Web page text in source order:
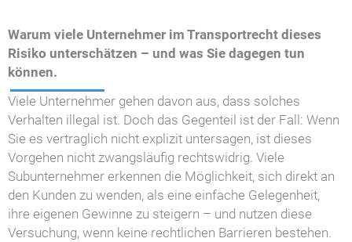
Warum viele Unternehmer im Transportrecht dieses
Risiko unterschätzen – und was Sie dagegen tun
können.
Viele Unternehmer gehen davon aus, dass solches
Verhalten illegal ist. Doch das Gegenteil ist der Fall: Wenn
Sie es vertraglich nicht explizit untersagen, ist dieses
Vorgehen nicht zwangsläufig rechtswidrig. Viele
Subunternehmer erkennen die Möglichkeit, sich direkt an
den Kunden zu wenden, als eine einfache Gelegenheit,
ihre eigenen Gewinne zu steigern – und nutzen diese
Versuchung, wenn keine rechtlichen Barrieren bestehen.